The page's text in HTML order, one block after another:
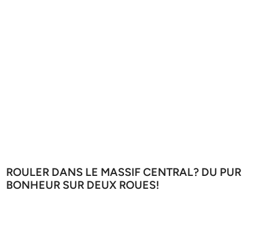
ROULER DANS LE MASSIF CENTRAL? DU PUR
BONHEUR SUR DEUX ROUES!